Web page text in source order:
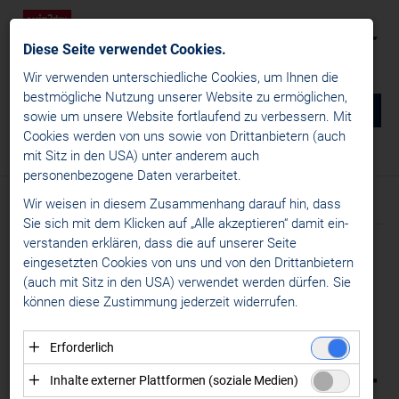
0 DE
NEWS
win2day ICE Hockey League
Liganews
International News
Transfernews
CHL
Specials
Alps Hockey League
Womens Hockey Leagues
News / News / Transfernews
Text
Meldung vom 06.06.2025
SALZBURG
VERPFLICHTET
CONNOR CORCORAN |
PUSTERTAL VERJÜNGT
Diese Seite verwendet Cookies.
Wir verwenden unterschiedliche Cookies, um Ihnen die
best­mögliche Nutzung unserer Website zu ermöglichen,
sowie um unsere Website fortlaufend zu verbessern. Mit
Cookies werden von uns sowie von Drittanbietern (auch
mit Sitz in den USA) unter anderem auch
personenbezogene Daten verarbeitet.
Wir weisen in diesem Zusammenhang darauf hin, dass
Sie sich mit dem Klicken auf „Alle akzeptieren“ damit ein­
ver­standen erklären, dass die auf unserer Seite
eingesetzten Cookies von uns und von den Drittanbietern
(auch mit Sitz in den USA) verwendet werden dürfen. Sie
können diese Zustimmung jederzeit widerrufen.
Erforderlich
Essenzielle Cookies ermöglichen grundlegende
Funktionen und sind für die einwandfreie Funktion der
Inhalte externer Plattformen (soziale Medien)